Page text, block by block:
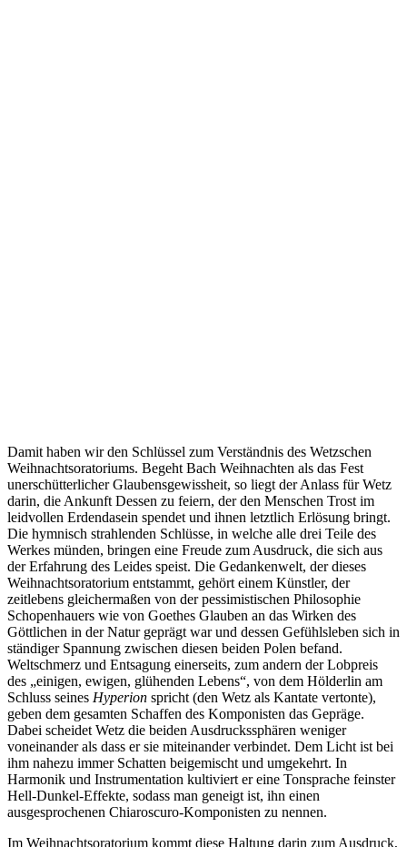
Damit haben wir den Schlüssel zum Verständnis des Wetzschen
Weihnachtsoratoriums. Begeht Bach Weihnachten als das Fest
unerschütterlicher Glaubensgewissheit, so liegt der Anlass für Wetz
darin, die Ankunft Dessen zu feiern, der den Menschen Trost im
leidvollen Erdendasein spendet und ihnen letztlich Erlösung bringt.
Die hymnisch strahlenden Schlüsse, in welche alle drei Teile des
Werkes münden, bringen eine Freude zum Ausdruck, die sich aus
der Erfahrung des Leides speist. Die Gedankenwelt, der dieses
Weihnachtsoratorium entstammt, gehört einem Künstler, der
zeitlebens gleichermaßen von der pessimistischen Philosophie
Schopenhauers wie von Goethes Glauben an das Wirken des
Göttlichen in der Natur geprägt war und dessen Gefühlsleben sich in
ständiger Spannung zwischen diesen beiden Polen befand.
Weltschmerz und Entsagung einerseits, zum andern der Lobpreis
des „einigen, ewigen, glühenden Lebens“, von dem Hölderlin am
Schluss seines Hyperion spricht (den Wetz als Kantate vertonte),
geben dem gesamten Schaffen des Komponisten das Gepräge.
Dabei scheidet Wetz die beiden Ausdruckssphären weniger
voneinander als dass er sie miteinander verbindet. Dem Licht ist bei
ihm nahezu immer Schatten beigemischt und umgekehrt. In
Harmonik und Instrumentation kultiviert er eine Tonsprache feinster
Hell-Dunkel-Effekte, sodass man geneigt ist, ihn einen
ausgesprochenen Chiaroscuro-Komponisten zu nennen.
Im Weihnachtsoratorium kommt diese Haltung darin zum Ausdruck,